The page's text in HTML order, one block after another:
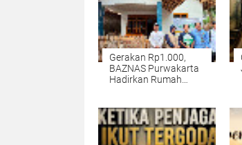
Gerakan Rp1.000,
BAZNAS Purwakarta
Hadirkan Rumah